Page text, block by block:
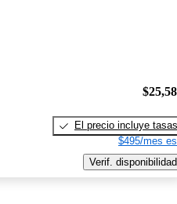
El precio incluye tasas
$495/mes
Verif. disponibilidad